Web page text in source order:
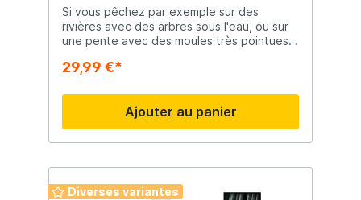
Si vous pêchez par exemple sur des
rivières avec des arbres sous l'eau, ou sur
une pente avec des moules très pointues,
pourrait être quelque chose pour vous.
intérieur creux et extrêmement résistant à
29,99 €*
Ajouter au panier
Diverses variantes